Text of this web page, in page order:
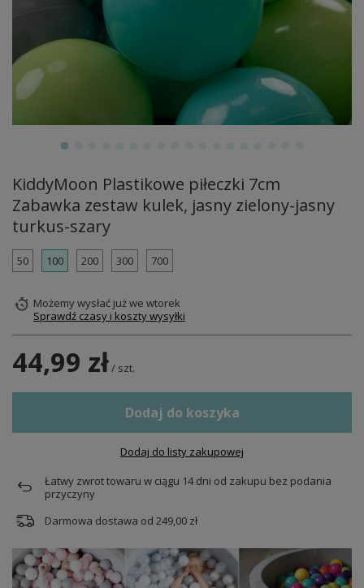
KiddyMoon Plastikowe piłeczki 7cm
Zabawka zestaw kulek, jasny zielony-jasny
turkus-szary
50 100 200 300 700
Możemy wysłać jużwe wtorek
Sprawdź czasy i koszty wysyłki
44,99 zł/ szt.
Dodaj do koszyka
Dodaj do listy zakupowej
Łatwy zwrot towaru w ciągu 14dni od zakupu bez podania
przyczyny
Darmowa dostawa od 249,00 zł